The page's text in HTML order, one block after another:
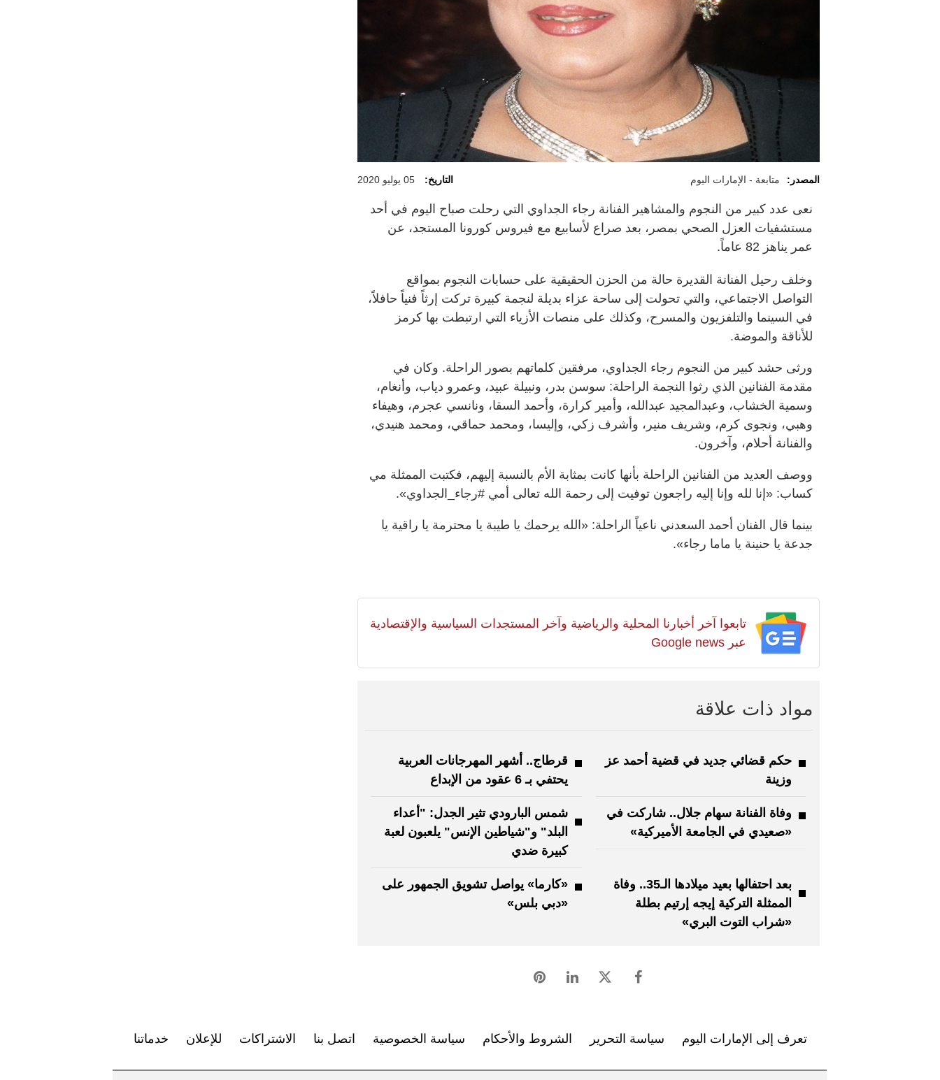
المصدر: متابعة - الإمارات اليوم التاريخ: 05 يوليو 2020
نعى عدد كبير من النجوم والمشاهير الفنانة رجاء الجداوي التي رحلت صباح اليوم في أحد
مستشفيات العزل الصحي بمصر، بعد صراع لأسابيع مع فيروس كورونا المستجد، عن
عمر يناهز 82 عاماً.
وخلف رحيل الفنانة القديرة حالة من الحزن الحقيقية على حسابات النجوم بمواقع
التواصل الاجتماعي، والتي تحولت إلى ساحة عزاء بديلة لنجمة كبيرة تركت إرثاً فنياً حافلاً،
في السينما والتلفزيون والمسرح، وكذلك على منصات الأزياء التي ارتبطت بها كرمز
للأناقة والموضة.
ورثى حشد كبير من النجوم رجاء الجداوي، مرفقين كلماتهم بصور الراحلة. وكان في
مقدمة الفنانين الذي رثوا النجمة الراحلة: سوسن بدر، ونبيلة عبيد، وعمرو دياب، وأنغام،
وسمية الخشاب، وعبدالمجيد عبدالله، وأمير كرارة، وأحمد السقا، ونانسي عجرم، وهيفاء
وهبي، ونجوى كرم، وشريف منير، وأشرف زكي، وإليسا، ومحمد حماقي، ومحمد هنيدي،
والفنانة أحلام، وآخرون.
ووصف العديد من الفنانين الراحلة بأنها كانت بمثابة الأم بالنسبة إليهم، فكتبت الممثلة مي
كساب: «إنا لله وإنا إليه راجعون توفيت إلى رحمة الله تعالى أمي #رجاء_الجداوي».
بينما قال الفنان أحمد السعدني ناعياً الراحلة: «الله يرحمك يا طيبة يا محترمة يا راقية يا
جدعة يا حنينة يا ماما رجاء».
تابعوا آخر أخبارنا المحلية والرياضية وآخر المستجدات السياسية والإقتصادية
عبر Google news
مواد ذات علاقة
حكم قضائي جديد في قضية أحمد عز
وزينة
قرطاج.. أشهر المهرجانات العربية
يحتفي بـ 6 عقود من الإبداع
وفاة الفنانة سهام جلال.. شاركت في
«صعيدي في الجامعة الأميركية»
شمس البارودي تثير الجدل: "أعداء
البلد" و"شياطين الإنس" يلعبون لعبة
كبيرة ضدي
بعد احتفالها بعيد ميلادها الـ35.. وفاة
الممثلة التركية إيجه إرتيم بطلة
«شراب التوت البري»
«كارما» يواصل تشويق الجمهور على
«دبي بلس»
تعرف إلى الإمارات اليوم سياسة التحرير الشروط والأحكام سياسة الخصوصية اتصل بنا الاشتراكات للإعلان خدماتنا